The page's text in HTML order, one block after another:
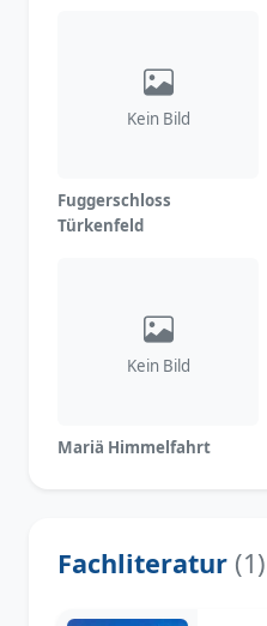
Kein Bild
Fuggerschloss
Türkenfeld
Kein Bild
Mariä Himmelfahrt
Fachliteratur (1)